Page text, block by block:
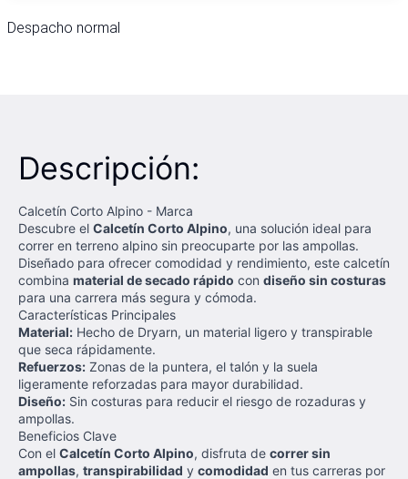
Despacho normal
Descripción:
Calcetín Corto Alpino - Marca
Descubre el Calcetín Corto Alpino, una solución ideal para
correr en terreno alpino sin preocuparte por las ampollas.
Diseñado para ofrecer comodidad y rendimiento, este calcetín
combina material de secado rápido con diseño sin costuras
para una carrera más segura y cómoda.
Características Principales
Material: Hecho de Dryarn, un material ligero y transpirable
que seca rápidamente.
Refuerzos: Zonas de la puntera, el talón y la suela
ligeramente reforzadas para mayor durabilidad.
Diseño: Sin costuras para reducir el riesgo de rozaduras y
ampollas.
Beneficios Clave
Con el Calcetín Corto Alpino, disfruta de correr sin
ampollas, transpirabilidad y comodidad en tus carreras por